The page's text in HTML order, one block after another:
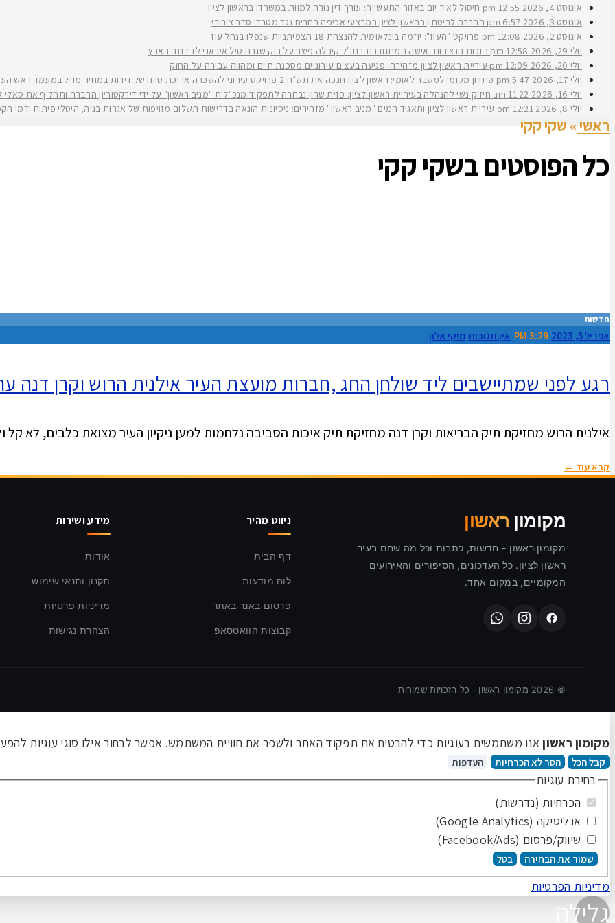
אוגוסט 4, 2026
12:55 pm
חיסול לאור יום באזור התעשייה: עורך דין נורה למוות במשרדו בראשון לציון
אוגוסט 3, 2026
6:57 pm
החברה לביטחון בראשון לציון במבצעי אכיפה רחבים נגד מטרדי סדר ציבורי
אוגוסט 2, 2026
12:08 pm
פרויקט "העוז": יוזמה בינלאומית להנצחת 18 תצפיתניות שנפלו בנחל עוז
יולי 29, 2026
12:58 pm
בזכות הנציבות: אישה המתגוררת בחו"ל קיבלה פיצוי על נזק שגרם טיל איראני לדירתה בארץ
יולי 20, 2026
12:09 pm
עיריית ראשון לציון מזהירה: פגיעה בעצים עירוניים מסכנת חיים ומהווה עבירה על החוק
יולי 17, 2026
5:47 pm
פתרון מקומי למשבר לאומי: ראשון לציון חנכה את תש״ח 2 פרויקט עירוני להשכרה ארוכת טווח של דירות במחיר מוזל במעמד ראש העירייה רז קינסטליך
יולי 16, 2026
11:22 am
חיזוק נשי להנהלה בעיריית ראשון לציון: פזית שרון נבחרה לתפקיד מנכ"לית "מניב ראשון" על ידי דירקטוריון החברה ותחליף את סאלי לוי שפורשת
יולי 8, 2026
12:21 pm עיריית ראשון לציון ותאגיד המים "מניב ראשון" מזהירים: ניסיונות הונאה בדרישות תשלום מזויפות של אגרות בניה, היטלי פיתוח
ראשי» שקי קקי
כל הפוסטים בשקי קקי
חדשות
אפריל 5, 2023 3:29 PM אין תגובות מיקי אלון
רגע לפני שמתיישבים ליד שולחן החג ,חברות מועצת העיר אילנית הרוש וקרן דנה
אילנית הרוש מחזיקת תיק הבריאות וקרן דנה מחזיקת תיק איכות הסביבה נלחמות למען ניקיון העיר מצואת כלבים, לא קל
קרא עוד ←
מקומון ראשון
מקומון ראשון - חדשות, כתבות וכל מה שחם בעיר
ראשון לציון. כל העדכונים, הסיפורים והאירועים
המקומיים, במקום אחד.
ניווט מהיר
דף הבית
לוח מודעות
פרסום באנר באתר
קבוצות הוואטסאפ
מידע ושירות
אודות
תקנון ותנאי שימוש
מדיניות פרטיות
הצהרת נגישות
©
2026 מקומון ראשון · כל הזכויות שמורות
מקומון ראשוןאנו משתמשים בעוגיות כדי להבטיח את תפקוד האתר ולשפר את חוויית המשתמש. אפשר לבחור אילו סוגי עוגיות
קבל הכל הסר לא הכרחיות העדפות
בחירת עוגיות
הכרחיות (נדרשות)
אנליטיקה (Google Analytics)
שיווק/פרסום (Facebook/Ads)
שמור את הבחירה בטל
מדיניות הפרטיות
גלילה